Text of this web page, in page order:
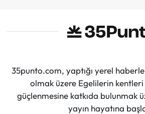
35punto.com, yaptığı yerel
olmak üzere Egelilerin kentleri
güçlenmesine katkıda bulunmak
yayın hayatına